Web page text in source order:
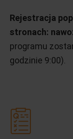
Rejestracja
stronach:
programu
godzinie 9:00).